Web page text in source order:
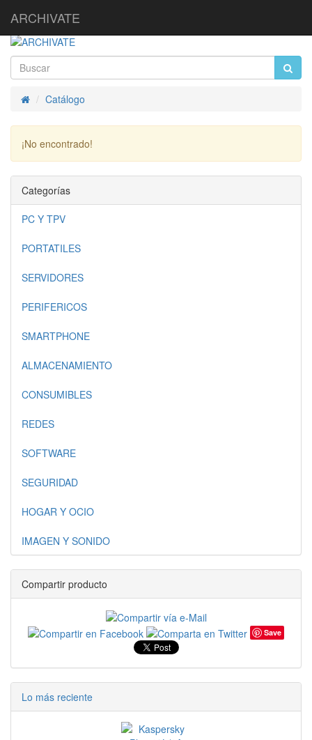
ARCHIVATE
InicioCatálogo
¡No encontrado!
Categorías
PC Y TPV
PORTATILES
SERVIDORES
PERIFERICOS
SMARTPHONE
ALMACENAMIENTO
CONSUMIBLES
REDES
SOFTWARE
SEGURIDAD
HOGAR Y OCIO
IMAGEN Y SONIDO
Compartir producto
Save
Lo más reciente